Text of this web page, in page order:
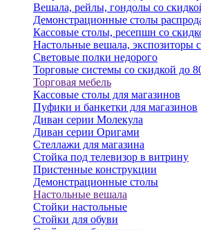
Вешала, рейлы, гондолы со
Демонстрационные столы
Кассовые столы, ресепшн со
Настольные вешала, экспозиторы
Световые полки недорого
Торговые системы со скидкой до
Торговая мебель
Кассовые столы для магазинов
Пуфики и банкетки для магазинов
Диван серии Молекула
Диван серии Оригами
Стеллажи для магазина
Стойка под телевизор в витрину
Пристенные конструкции
Демонстрационные столы
Настольные вешала
Стойки настольные
Стойки для обуви